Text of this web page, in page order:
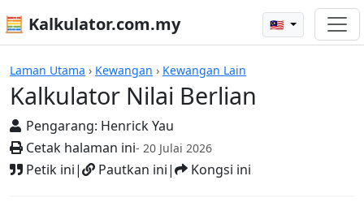
🧮 Kalkulator.com.my 🇲🇾
Laman Utama › Kewangan › Kewangan Lain
Kalkulator Nilai Berlian
Pengarang: Henrick Yau
Cetak halaman ini- 20 Julai 2026
Petik ini| Pautkan ini| Kongsi ini
Kalkulator